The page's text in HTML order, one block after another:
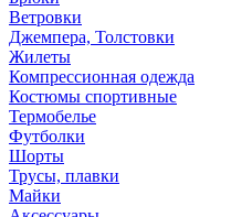
Ветровки
Джемпера, Толстовки
Жилеты
Компрессионная одежда
Костюмы спортивные
Термобелье
Футболки
Шорты
Трусы, плавки
Майки